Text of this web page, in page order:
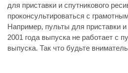
для приставки и спутникового
проконсультироваться с
Например, пульты для приставки и
2001 года выпуска не работает с
выпуска. Так что будьте